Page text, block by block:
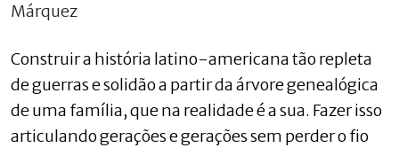
Márquez
Construir a história latino-americana tão repleta
de guerras e solidão a partir da árvore genealógica
de uma família, que na realidade é a sua. Fazer isso
articulando gerações e gerações sem perder o fio